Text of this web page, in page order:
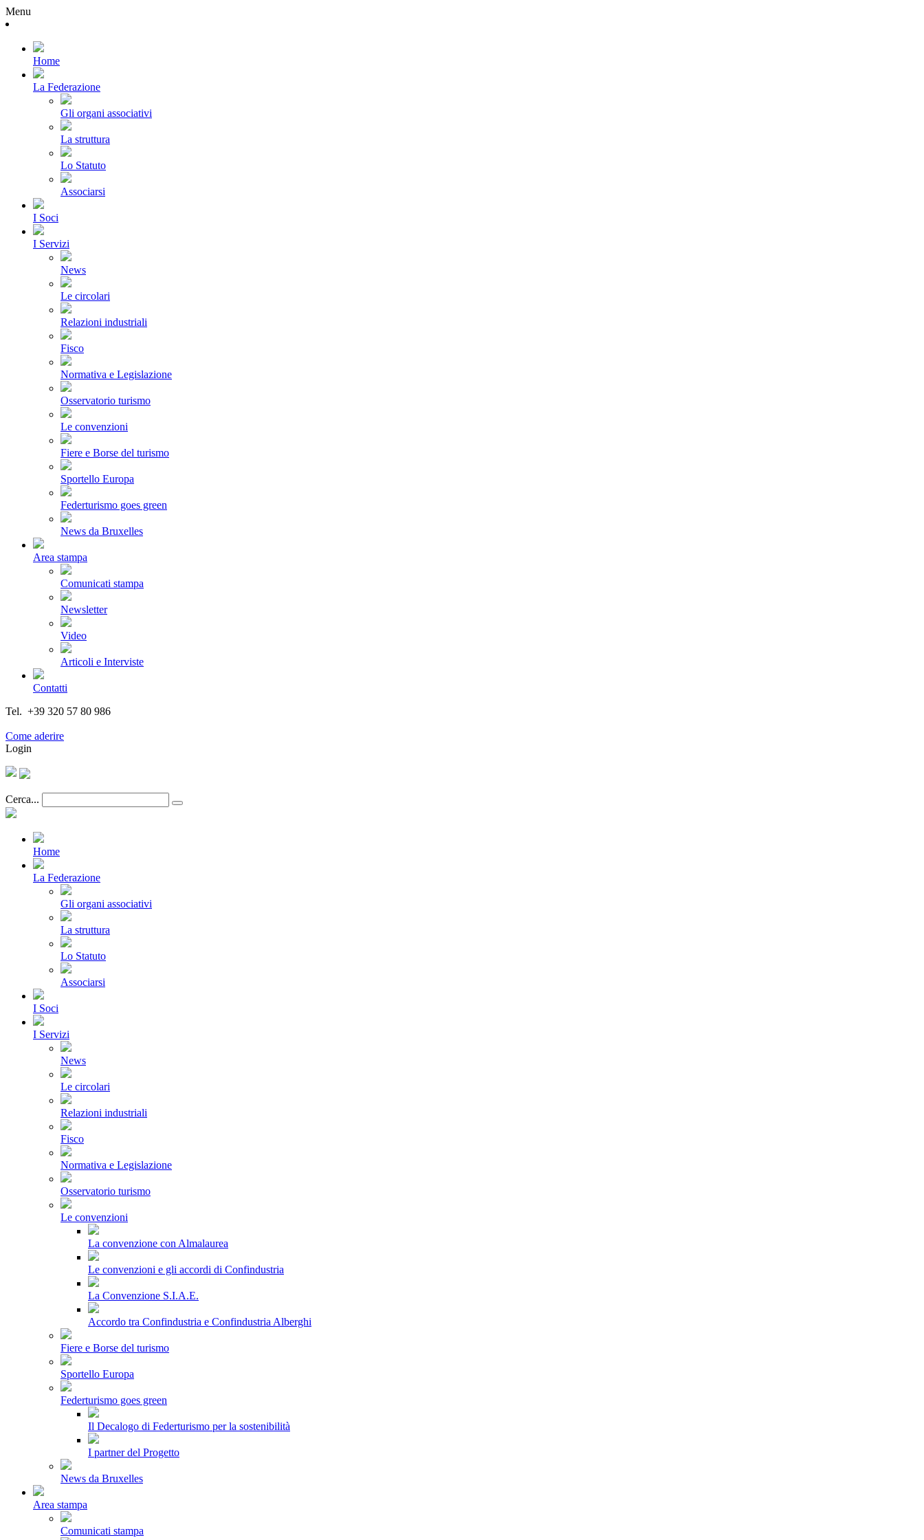
Menu
Home
La Federazione
Gli organi associativi
La struttura
Lo Statuto
Associarsi
I Soci
I Servizi
News
Le circolari
Relazioni industriali
Fisco
Normativa e Legislazione
Osservatorio turismo
Le convenzioni
Fiere e Borse del turismo
Sportello Europa
Federturismo goes green
News da Bruxelles
Area stampa
Comunicati stampa
Newsletter
Video
Articoli e Interviste
Contatti
Tel. +39 320 57 80 986
Come aderire
Login
Cerca...
Home
La Federazione
Gli organi associativi
La struttura
Lo Statuto
Associarsi
I Soci
I Servizi
News
Le circolari
Relazioni industriali
Fisco
Normativa e Legislazione
Osservatorio turismo
Le convenzioni
La convenzione con Almalaurea
Le convenzioni e gli accordi di Confindustria
La Convenzione S.I.A.E.
Accordo tra Confindustria e Confindustria Alberghi
Fiere e Borse del turismo
Sportello Europa
Federturismo goes green
Il Decalogo di Federturismo per la sostenibilità
I partner del Progetto
News da Bruxelles
Area stampa
Comunicati stampa